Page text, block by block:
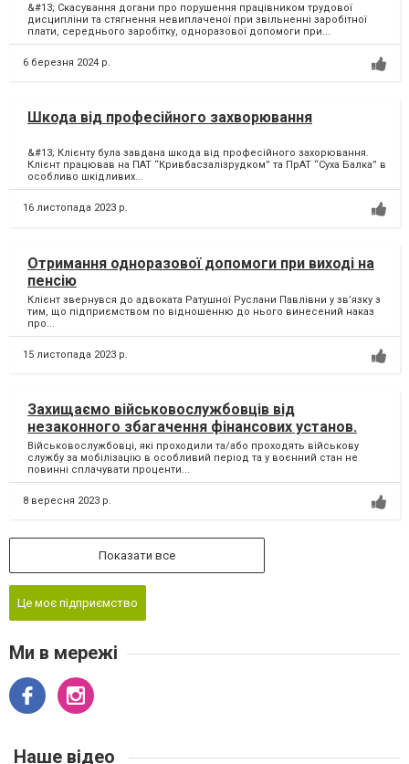
&#13; Скасування догани про порушення працівником трудової
дисципліни та стягнення невиплаченої при звільненні заробітної
плати, середнього заробітку, одноразової допомоги при...
6 березня 2024 р.
Шкода від професійного захворювання
&#13; Клієнту була завдана шкода від професійного захорювання.
Клієнт працював на ПАТ “Кривбасзалізрудком” та ПрАТ “Суха Балка” в
особливо шкідливих...
16 листопада 2023 р.
Отримання одноразової допомоги при виході на
пенсію
Клієнт звернувся до адвоката Ратушної Руслани Павлівни у зв’язку з
тим, що підприємством по відношенню до нього винесений наказ
про...
15 листопада 2023 р.
Захищаємо військовослужбовців від
незаконного збагачення фінансових установ.
Військовослужбовці, які проходили та/або проходять військову
службу за мобілізацію в особливий період та у воєнний стан не
повинні сплачувати проценти...
8 вересня 2023 р.
Показати все
Це моє підприємство
Ми в мережі
Наше відео